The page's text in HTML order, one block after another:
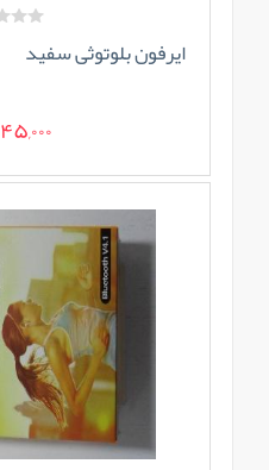
ایرفون بلوتوثی سفید
45,000 تومان